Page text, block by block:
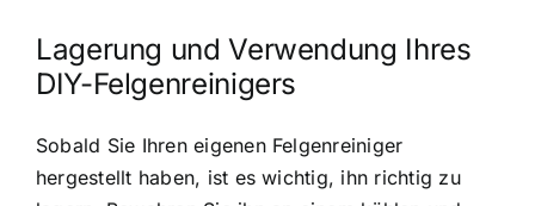
Lagerung und Verwendung Ihres
DIY-Felgenreinigers
Sobald Sie Ihren eigenen Felgenreiniger
hergestellt haben, ist es wichtig, ihn richtig zu